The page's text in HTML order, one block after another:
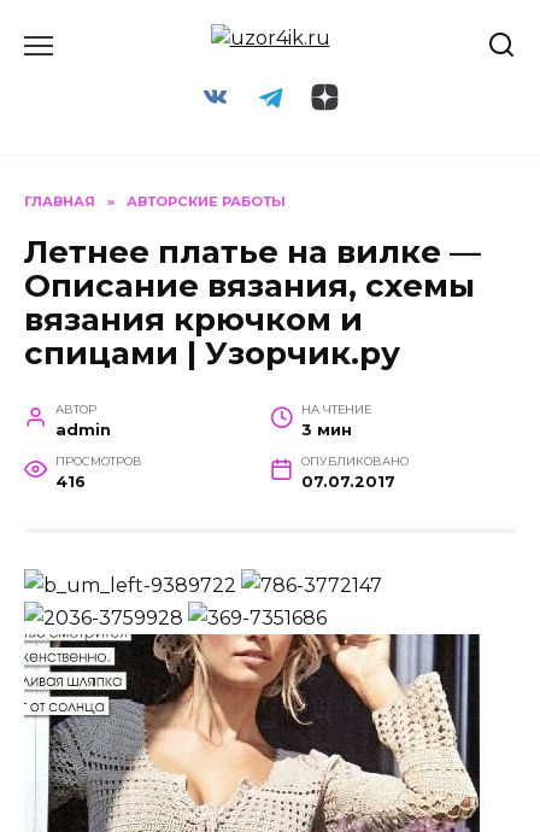
ГЛАВНАЯ » АВТОРСКИЕ РАБОТЫ
Летнее платье на вилке —
Описание вязания, схемы
вязания крючком и
спицами | Узорчик.ру
АВТОР
admin
НА ЧТЕНИЕ
3 мин
ПРОСМОТРОВ
416
ОПУБЛИКОВАНО
07.07.2017